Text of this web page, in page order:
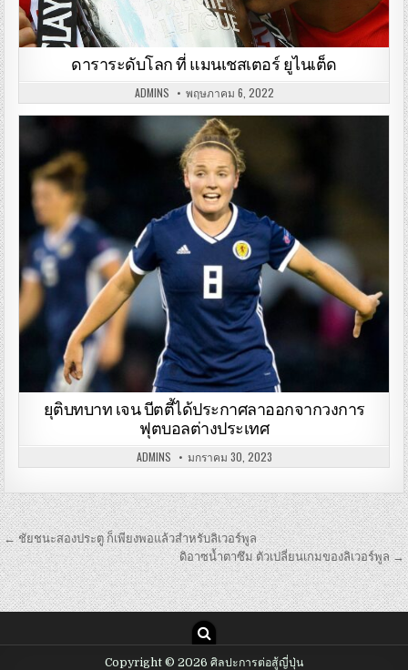
ดาราระดับโลก ที่ แมนเชสเตอร์ ยูไนเต็ด
ADMINS พฤษภาคม 6, 2022
ยุติบทบาท เจน บีตตี้ได้ประกาศลาออกจากวงการ
ฟุตบอลต่างประเทศ
ADMINS มกราคม 30, 2023
เมนู
นำทาง
เรื่อง
← ชัยชนะสองประตู ก็เพียงพอแล้วสำหรับลิเวอร์พูล
ดิอาซน้ำตาซึม ตัวเปลี่ยนเกมของลิเวอร์พูล →
Copyright © 2026 ศิลปะการต่อสู้ญี่ปุ่น